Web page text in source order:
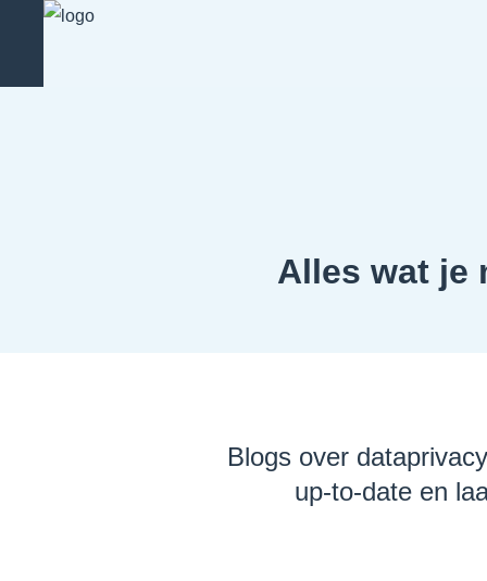
Alles wat je
Blogs over
up-to-date en